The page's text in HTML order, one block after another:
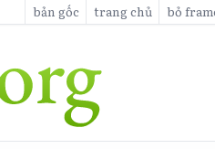
bản gốc trang chủ bỏ